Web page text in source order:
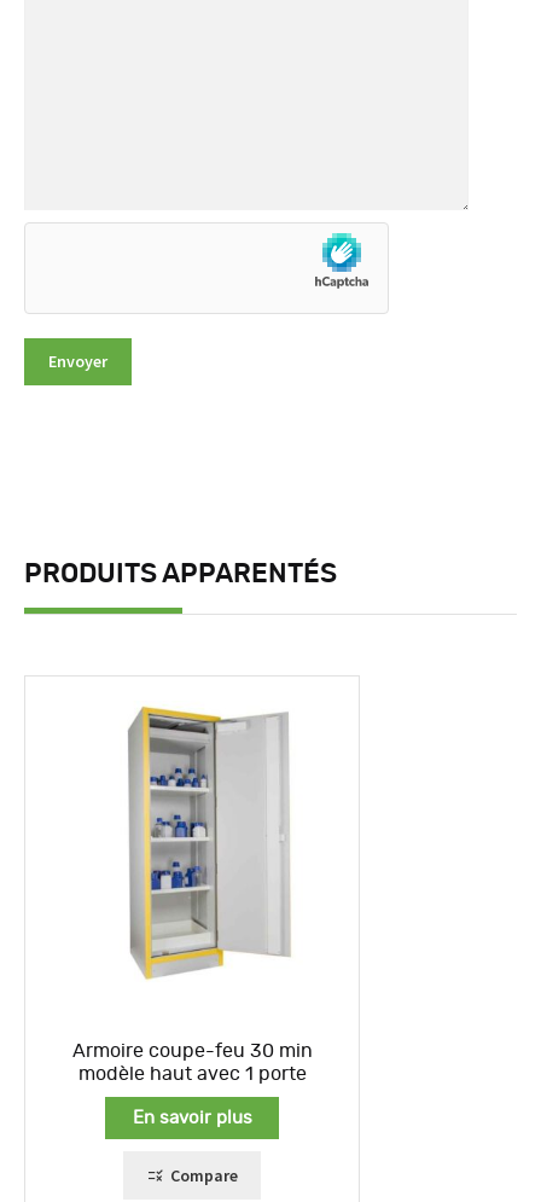
PRODUITS APPARENTÉS
Armoire coupe-feu 30 min
modèle haut avec 1 porte
En savoir plus
Compare